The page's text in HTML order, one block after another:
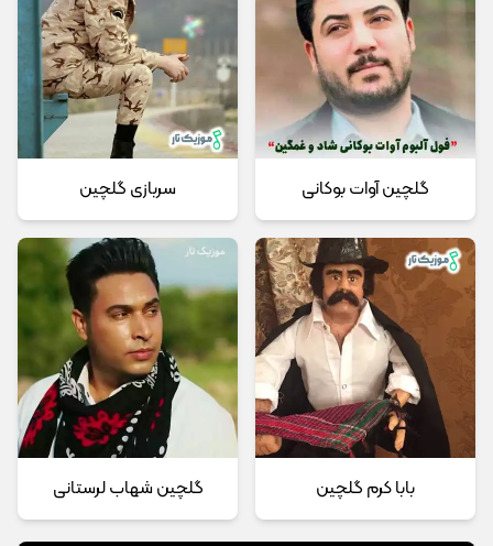
گلچین آوات بوکانی سربازی گلچین
بابا کرم گلچین گلچین شهاب لرستانی